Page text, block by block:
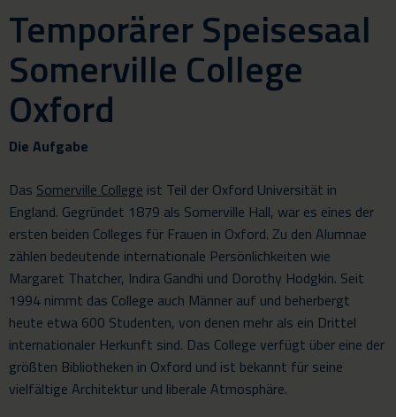
Temporärer Speisesaal
Somerville College
Oxford
Die Aufgabe
Das Somerville College ist Teil der Oxford Universität in
England. Gegründet 1879 als Somerville Hall, war es eines der
ersten beiden Colleges für Frauen in Oxford. Zu den Alumnae
zählen bedeutende internationale Persönlichkeiten wie
Margaret Thatcher, Indira Gandhi und Dorothy Hodgkin. Seit
1994 nimmt das College auch Männer auf und beherbergt
heute etwa 600 Studenten, von denen mehr als ein Drittel
internationaler Herkunft sind. Das College verfügt über eine der
größten Bibliotheken in Oxford und ist bekannt für seine
vielfältige Architektur und liberale Atmosphäre.